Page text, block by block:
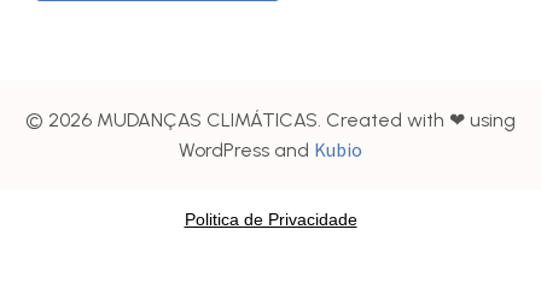
© 2026 MUDANÇAS CLIMÁTICAS. Created with ❤ using
WordPress and Kubio
Politica de Privacidade